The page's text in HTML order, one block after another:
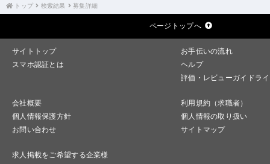
トップ 検索結果 募集詳細
ページトップへ
サイトトップ
お手伝いの流れ
スマホ認証とは
ヘルプ
評価・レビューガイドラ
会社概要
利用規約（求職者）
個人情報保護方針
個人情報の取り扱い
お問い合わせ
サイトマップ
求人掲載をご希望する企業様